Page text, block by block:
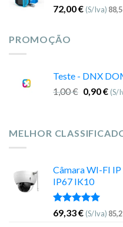
72,00€ (S/Iva)
PROMOÇÃO
Teste - DNX
1,00€ 0,90€ (S/
MELHOR
Câmara WI-FI
IP67 IK10
Avaliação
5.00
de 5
69,33€ (S/Iva)